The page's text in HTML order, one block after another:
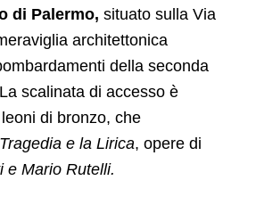
di Palermo, situato sulla Via
architettonica
della seconda
scalinata di accesso è
di bronzo, che
Tragedia e la Lirica, opere di
e Mario Rutelli.